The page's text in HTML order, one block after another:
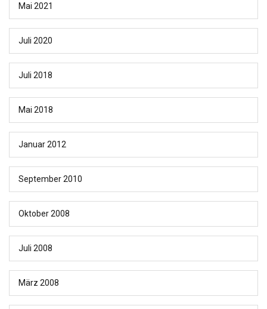
Mai 2021
Juli 2020
Juli 2018
Mai 2018
Januar 2012
September 2010
Oktober 2008
Juli 2008
März 2008